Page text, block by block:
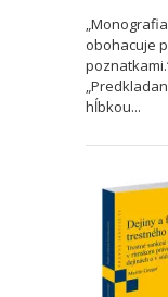
obohacuje
hĺbkou...